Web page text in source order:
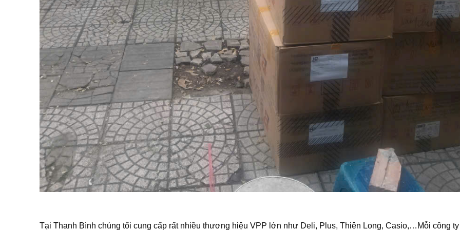
Tại Thanh Bình chúng tối cung cấp rất nhiều thương hiệu VPP lớn như Deli, Plus, Thiên Long, Casio,…Mỗi công